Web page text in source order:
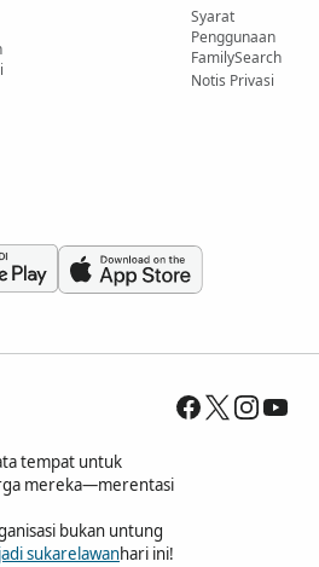
Syarat
Penggunaan
FamilySearch
Notis Privasi
tempat untuk
mereka—merentasi
bukan untung
jadi sukarelawanhari ini!